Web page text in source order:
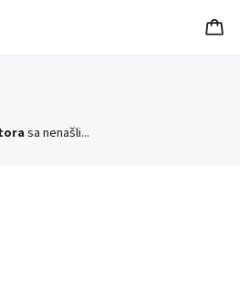
sa nenašli...